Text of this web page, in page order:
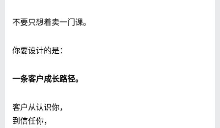
不要只想着卖一门课。
你要设计的是：
一条客户成长路径。
客户从认识你，
到信任你，